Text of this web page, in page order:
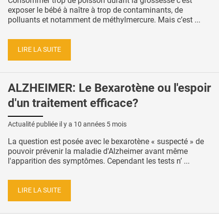
exposer le bébé à naître à trop de contaminants, de
polluants et notamment de méthylmercure. Mais c’est ...
LIRE LA SUITE
ALZHEIMER: Le Bexarotène ou l'espoir
d'un traitement efficace?
Actualité publiée il y a 10 années 5 mois
La question est posée avec le bexarotène « suspecté » de
pouvoir prévenir la maladie d'Alzheimer avant même
l'apparition des symptômes. Cependant les tests n’ ...
LIRE LA SUITE